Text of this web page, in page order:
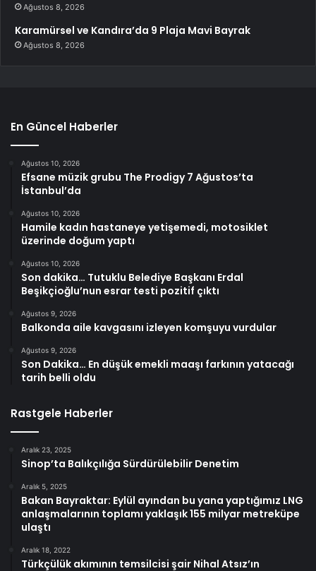
Ağustos 8, 2026
Karamürsel ve Kandıra’da 9 Plaja Mavi Bayrak
Ağustos 8, 2026
En Güncel Haberler
Ağustos 10, 2026
Efsane müzik grubu The Prodigy 7 Ağustos’ta
İstanbul’da
Ağustos 10, 2026
Hamile kadın hastaneye yetişemedi, motosiklet
üzerinde doğum yaptı
Ağustos 10, 2026
Son dakika… Tutuklu Belediye Başkanı Erdal
Beşikçioğlu’nun esrar testi pozitif çıktı
Ağustos 9, 2026
Balkonda aile kavgasını izleyen komşuyu vurdular
Ağustos 9, 2026
Son Dakika… En düşük emekli maaşı farkının yatacağı
tarih belli oldu
Rastgele Haberler
Aralık 23, 2025
Sinop’ta Balıkçılığa Sürdürülebilir Denetim
Aralık 5, 2025
Bakan Bayraktar: Eylül ayından bu yana yaptığımız LNG
anlaşmalarının toplamı yaklaşık 155 milyar metreküpe
ulaştı
Aralık 18, 2022
Türkçülük akımının temsilcisi şair Nihal Atsız’ın